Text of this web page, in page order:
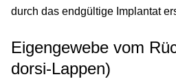
durch das endgültige Implantat
Eigengewebe vom
dorsi-Lappen)